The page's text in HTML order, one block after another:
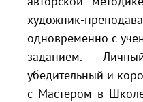
художник-
одновременно с
заданием.
убедительный и
с Мастером в